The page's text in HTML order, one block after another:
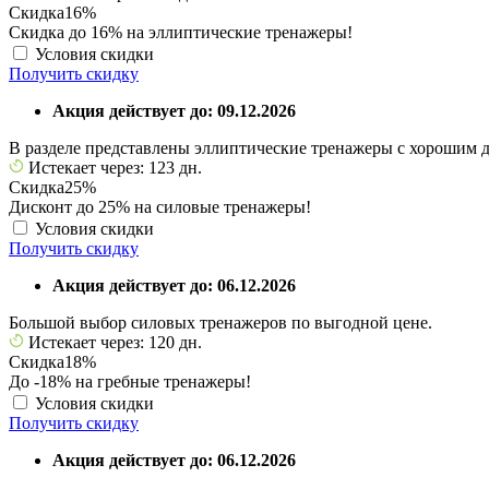
Скидка16%
Скидка до 16% на эллиптические тренажеры!
Условия скидки
Получить скидку
Акция действует до: 09.12.2026
В разделе представлены эллиптические тренажеры с хорошим
Истекает через: 123 дн.
Скидка25%
Дисконт до 25% на силовые тренажеры!
Условия скидки
Получить скидку
Акция действует до: 06.12.2026
Большой выбор силовых тренажеров по выгодной цене.
Истекает через: 120 дн.
Скидка18%
До -18% на гребные тренажеры!
Условия скидки
Получить скидку
Акция действует до: 06.12.2026